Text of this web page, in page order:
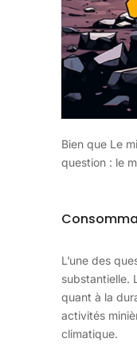
Bien que Le
question : le
L’une des
substantielle.
quant à la
activités
climatique.